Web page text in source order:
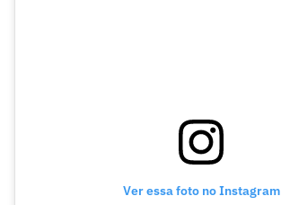
Ver essa foto no Instagram